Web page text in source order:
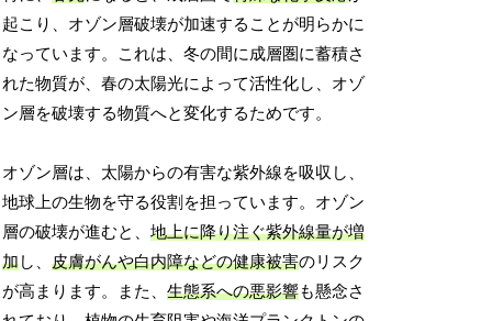
起こり、オゾン層破壊が加速することが明らかに
なっています。これは、冬の間に成層圏に蓄積さ
れた物質が、春の太陽光によって活性化し、オゾ
ン層を破壊する物質へと変化するためです。
オゾン層は、太陽からの有害な紫外線を吸収し、
地球上の生物を守る役割を担っています。オゾン
層の破壊が進むと、地上に降り注ぐ紫外線量が増
加し、皮膚がんや白内障などの健康被害のリスク
が高まります。また、生態系への悪影響も懸念さ